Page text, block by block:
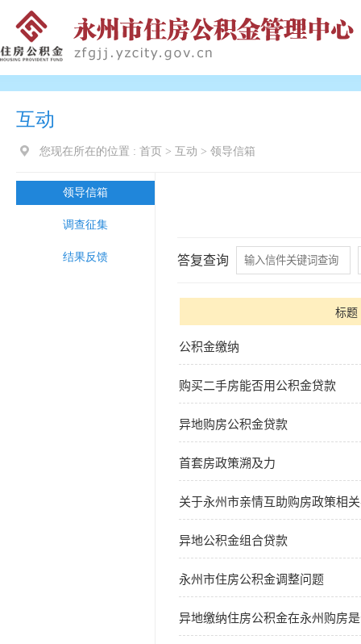
互动
您现在所在的位置 : 首页 > 互动 > 领导信箱
领导信箱
调查征集
结果反馈